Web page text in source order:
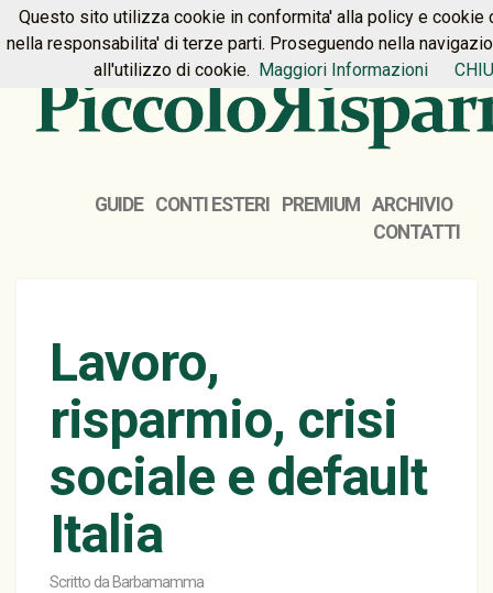
HOME PREMIUM CONTATTI
GUIDE CONTI ESTERI PREMIUM
ARCHIVIO
CONTATTI
Lavoro,
risparmio, crisi
sociale e default
Italia
Scritto da Barbamamma
Questo sito utilizza cookie in conformita' alla policy e cookie
nella responsabilita' di terze parti. Proseguendo nella
all'utilizzo di cookie. Maggiori Informazioni